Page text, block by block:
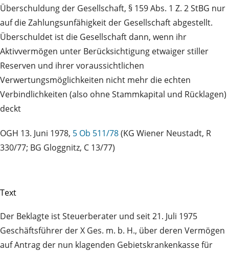
Überschuldung der Gesellschaft, § 159 Abs. 1 Z. 2 StBG nur
auf die Zahlungsunfähigkeit der Gesellschaft abgestellt.
Überschuldet ist die Gesellschaft dann, wenn ihr
Aktivvermögen unter Berücksichtigung etwaiger stiller
Reserven und ihrer voraussichtlichen
Verwertungsmöglichkeiten nicht mehr die echten
Verbindlichkeiten (also ohne Stammkapital und Rücklagen)
deckt
OGH 13. Juni 1978, 5 Ob 511/78(KG Wiener Neustadt, R
330/77; BG Gloggnitz, C 13/77)
Text
Der Beklagte ist Steuerberater und seit 21. Juli 1975
Geschäftsführer der X Ges. m. b. H., über deren Vermögen
auf Antrag der nun klagenden Gebietskrankenkasse für